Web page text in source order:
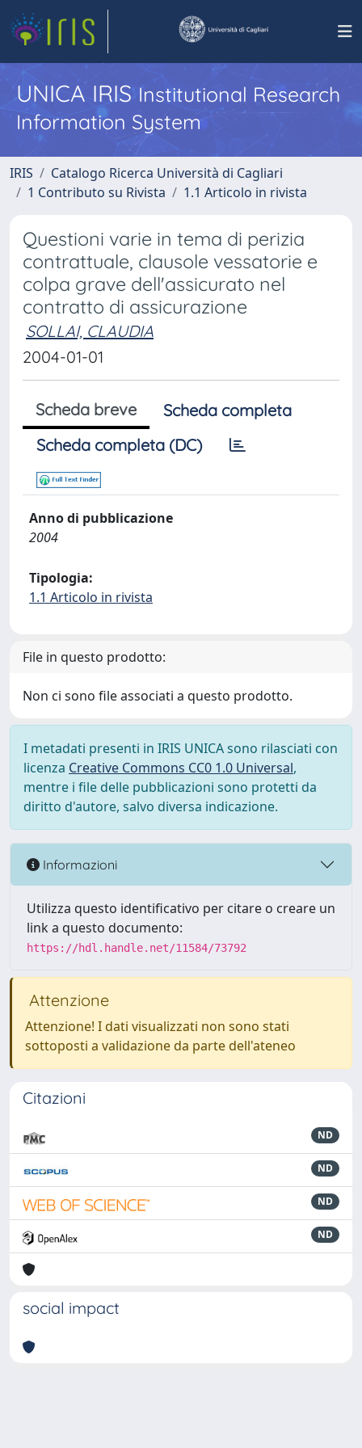
UNICA IRISInstitutional Research
Information System
IRIS
Catalogo Ricerca Università di Cagliari
1 Contributo su Rivista
1.1 Articolo in rivista
Questioni varie in tema di perizia
contrattuale, clausole vessatorie e
colpa grave dell'assicurato nel
contratto di assicurazione
SOLLAI, CLAUDIA
2004-01-01
Scheda breve
Scheda completa
Scheda completa (DC)
Anno di pubblicazione
2004
Tipologia:
1.1 Articolo in rivista
File in questo prodotto:
Non ci sono file associati a questo prodotto.
I metadati presenti in IRIS UNICA sono rilasciati con
licenza Creative Commons CC0 1.0 Universal,
mentre i file delle pubblicazioni sono protetti da
diritto d'autore, salvo diversa indicazione.
Informazioni
Utilizza questo identificativo per citare o creare un
link a questo documento:
https://hdl.handle.net/11584/73792
Attenzione
Attenzione! I dati visualizzati non sono stati
sottoposti a validazione da parte dell'ateneo
Citazioni
ND
ND
ND
ND
social impact